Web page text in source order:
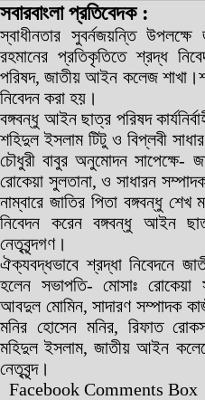
সবারবাংলা প্রতিবেদক :
স্বাধীনতার সুবর্নজয়ন্তি
রহমানের প্রতিকৃতিতে শ্রদ্ধ
পরিষদ, জাতীয় আইন কলেজ
নিবেদন করা হয়।
বঙ্গবন্ধু আইন ছাত্র পরিষদ
শহিদুল ইসলাম টিটু ও বিপ্লবী
চৌধুরী বাবুর অনুমোদন সাপেক্ষে-
রোকেয়া সুলতানা, ও সাধারন
নাম্বারে জাতির পিতা বঙ্গবন্ধু
নিবেদন করেন বঙ্গবন্ধু আইন
নেতৃবৃন্দগণ।
ঐক্যবদ্ধভাবে শ্রদ্ধা নিবেদনে
হলেন সভাপতি- মোসাঃ রোকেয়া
আবদুল মোমিন, সাদারণ সম্পাদক
মনির হোসেন মনির, রিফাত
মহিদুল ইসলাম, জাতীয় আইন
নেতৃবৃন্দ।
Facebook Comments Box